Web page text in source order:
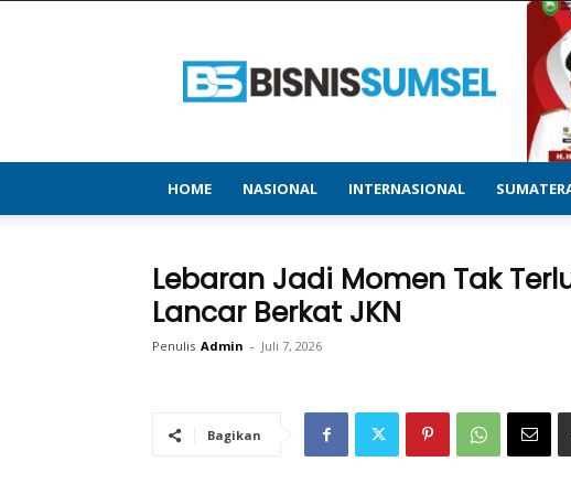
–
Menyajikan
&
Terupdate
HOME NASIONAL INTERNASIONAL
Lebaran Jadi Momen Tak
Lancar Berkat JKN
Penulis Admin - Juli 7, 2026
Bagikan